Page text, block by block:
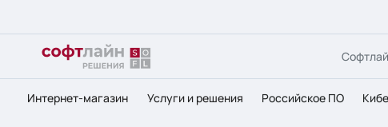
Интернет-магазин Услуги и решения Российское ПО